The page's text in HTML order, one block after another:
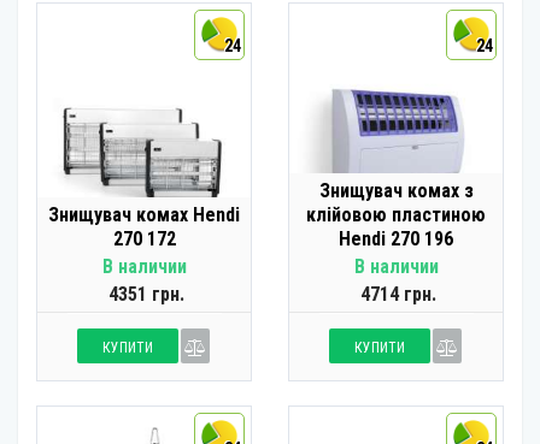
24
Знищувач комах Hendi
270 172
В наличии
4351 грн.
КУПИТИ
24
Знищувач комах з
клійовою пластиною
Hendi 270 196
В наличии
4714 грн.
КУПИТИ